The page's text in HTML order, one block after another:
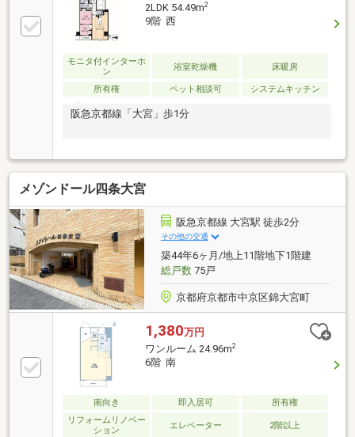
2LDK 54.49m2
9階 西
モニタ付インターホ
ン
浴室乾燥機 床暖房
所有権 ペット相談可 システムキッチン
阪急京都線「大宮」歩1分
メゾンドール四条大宮
阪急京都線 大宮駅 徒歩2分
その他の交通
築44年6ヶ月/地上11階地下1階建
総戸数75戸
京都府京都市中京区錦大宮町
1,380万円
ワンルーム 24.96m2
6階 南
南向き 即入居可
所有権
リフォームリノベー
ション
エレベーター 2階以上